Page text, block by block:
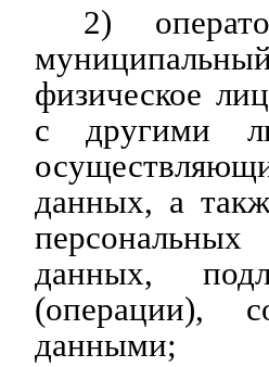
2)
физическое
с другими
данных, а
данных,
(операции),
данными;